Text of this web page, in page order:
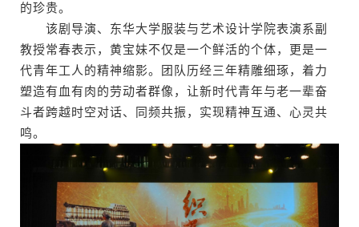
的珍贵。
该剧导演、东华大学服装与艺术设计学院表演系副
教授常春表示，黄宝妹不仅是一个鲜活的个体，更是一
代青年工人的精神缩影。团队历经三年精雕细琢，着力
塑造有血有肉的劳动者群像，让新时代青年与老一辈奋
斗者跨越时空对话、同频共振，实现精神互通、心灵共
鸣。